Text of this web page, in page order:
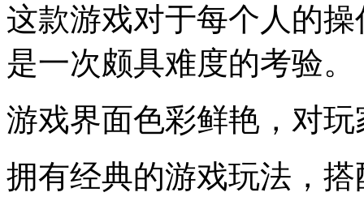
这款游戏对于每个人的
是一次颇具难度的考验。
游戏界面色彩鲜艳，对
拥有经典的游戏玩法，